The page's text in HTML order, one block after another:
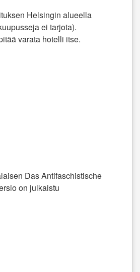
Helsingin alueella
ei tarjota).
varata hotelli itse.
Das Antifaschistische
on julkaistu